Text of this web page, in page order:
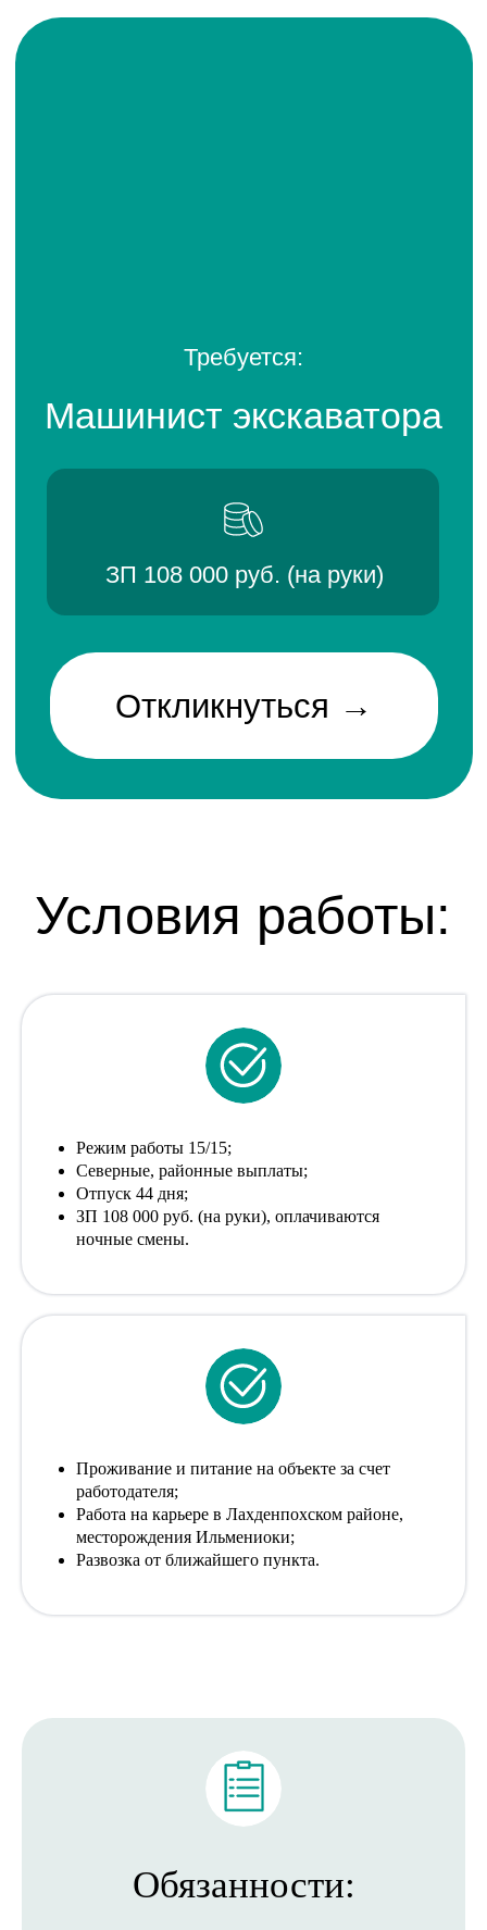
Откликнуться →
ЗП 108 000 руб. (на руки)
Условия работы:
Режим работы 15/15;
Северные, районные выплаты;
Отпуск 44 дня;
ЗП 108 000 руб. (на руки), оплачиваются
ночные смены.
Проживание и питание на объекте за счет
работодателя;
Работа на карьере в Лахденпохском районе,
месторождения Ильмениоки;
Развозка от ближайшего пункта.
Обязанности:
Откликнуться
на вакансию: